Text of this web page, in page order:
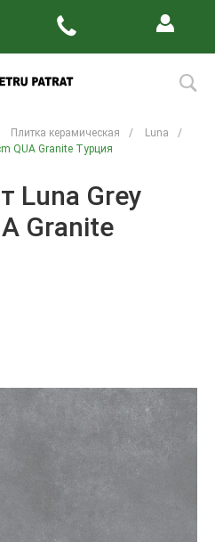
Плитка керамическая / Luna
/
QUA Granite Турция
Luna Grey
Granite